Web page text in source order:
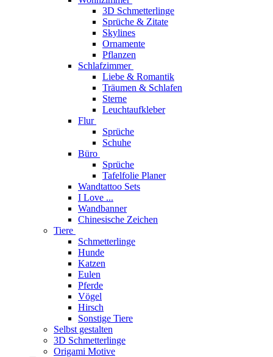
3D Schmetterlinge
Sprüche & Zitate
Skylines
Ornamente
Pflanzen
Schlafzimmer
Liebe & Romantik
Träumen & Schlafen
Sterne
Leuchtaufkleber
Flur
Sprüche
Schuhe
Büro
Sprüche
Tafelfolie Planer
Wandtattoo Sets
I Love ...
Wandbanner
Chinesische Zeichen
Tiere
Schmetterlinge
Hunde
Katzen
Eulen
Pferde
Vögel
Hirsch
Sonstige Tiere
Selbst gestalten
3D Schmetterlinge
Origami Motive